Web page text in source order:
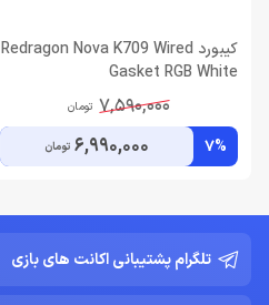
کیبورد Redragon Nova K709 Wired
Gasket RGB White
7,590,000 تومان
7%
6,990,000 تومان
تلگرام پشتیبانی اکانت های بازی